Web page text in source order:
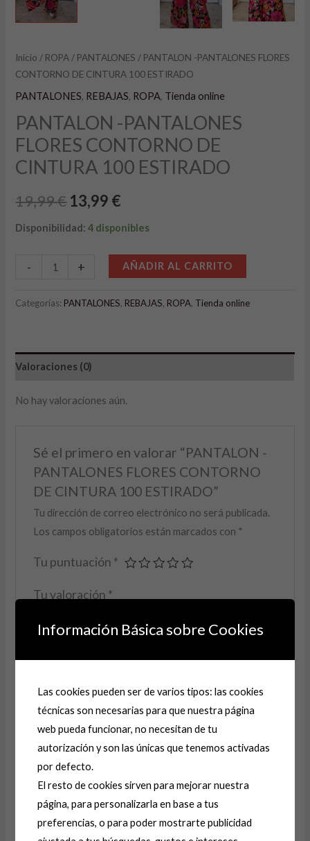
Inicio / ROPA / PANTALONES / PANTALON -PANTALONES FLORES
CONTORNO DE CINTURA 100 ESTIRADO
PANTALONES, REBAJAS, ROPA, Tienda online
PANTALON -PANTALONES
FLORES CONTORNO DE
CINTURA 100 ESTIRADO
19,99€ 13,99 €
Disponibilidad: 4 disponibles
- + AÑADIR AL CARRITO
Categorías: PANTALONES, REBAJAS, ROPA, Tienda online
Valoraciones (0)
No hay valoraciones aún.
Sé el primero en valorar “PANTALON -
PANTALONES FLORES CONTORNO
DE CINTURA 100 ESTIRADO”
Tu dirección de correo electrónico no será publicada.
Los campos obligatorios están marcados con *
Tu puntuación *
Tu valoración *
Nombre*
Correo electrónico *
Guarda mi nombre, correo electrónico y web en
este navegador para la próxima vez que comente.
Información Básica sobre Cookies
Las cookies pueden ser de varios tipos: las cookies
técnicas son necesarias para que nuestra página
web pueda funcionar, no necesitan de tu
autorización y son las únicas que tenemos activadas
por defecto.
El resto de cookies sirven para mejorar nuestra
página, para personalizarla en base a tus
preferencias, o para poder mostrarte publicidad